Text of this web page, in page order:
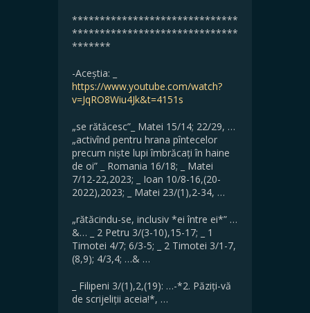
******************************
******************************
*******
-Aceștia: _
https://www.youtube.com/watch?
v=JqRO8Wiu4Jk&t=4151s
„se rătăcesc”_ Matei 15/14; 22/29, …
„activînd pentru hrana pîntecelor
precum niște lupi îmbrăcați în haine
de oi” _ Romania 16/18; _ Matei
7/12-22,2023; _ Ioan 10/8-16,(20-
2022),2023; _ Matei 23/(1),2-34, …
„rătăcindu-se, inclusiv *ei între ei*” …
&… _ 2 Petru 3/(3-10),15-17; _ 1
Timotei 4/7; 6/3-5; _ 2 Timotei 3/1-7,
(8,9); 4/3,4; …& …
_ Filipeni 3/(1),2,(19): …-*2. Păziți-vă
de scrijeliții aceia!*, …